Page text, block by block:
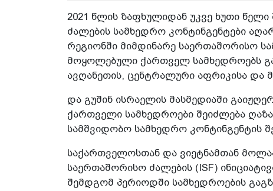
2021 წლის ზაფხულიდან უკვე ხუთი
ძალების სამხედრო კონტინგენტები
რეგიონში მიმდინარე საერთაშორისო
მოყოლებული ქართველ სამხედროებს
ავღანეთის, ცენტრალური აფრიკისა და
და გუშინ ისრაელის მასმედიაში
ქართველი სამხედროები შეიძლება
სამშვიდობო სამხედრო კონტინგენტის
საქართველოსთან და ვიეტნამთან
საერთაშორისო ძალების (ISF)
შემდგომ პერიოდში სამხედროების